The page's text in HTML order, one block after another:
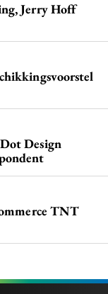
Jerry Hoff
Design
TNT